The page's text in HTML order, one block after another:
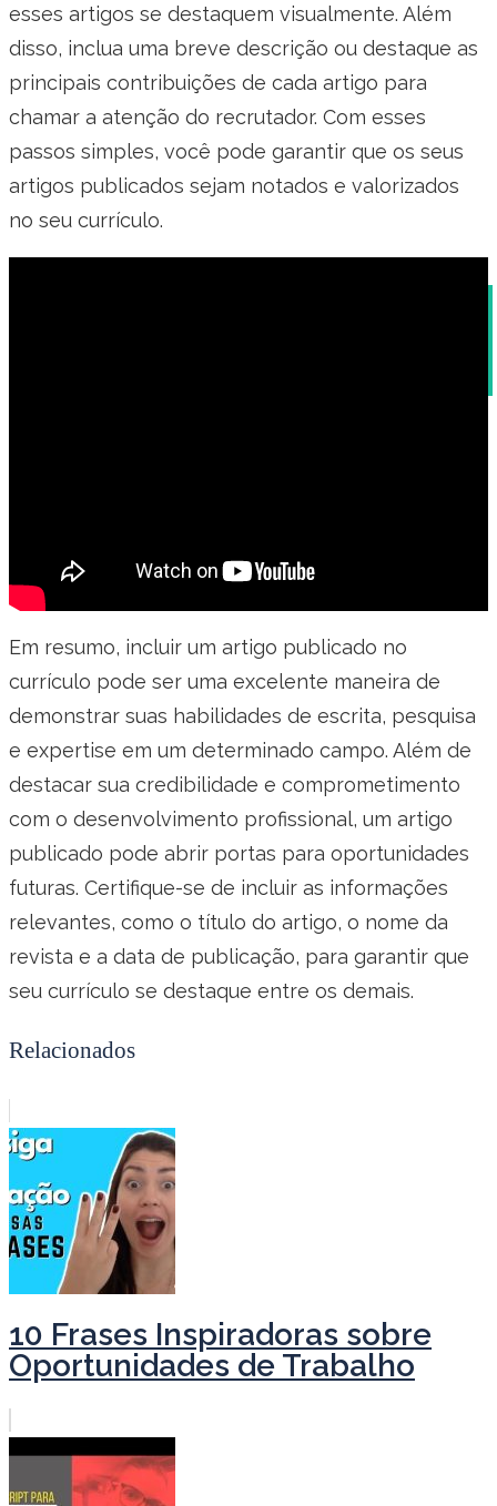
esses artigos se destaquem visualmente. Além
disso, inclua uma breve descrição ou destaque as
principais contribuições de cada artigo para
chamar a atenção do recrutador. Com esses
passos simples, você pode garantir que os seus
artigos publicados sejam notados e valorizados
no seu currículo.
Em resumo, incluir um artigo publicado no
currículo pode ser uma excelente maneira de
demonstrar suas habilidades de escrita, pesquisa
e expertise em um determinado campo. Além de
destacar sua credibilidade e comprometimento
com o desenvolvimento profissional, um artigo
publicado pode abrir portas para oportunidades
futuras. Certifique-se de incluir as informações
relevantes, como o título do artigo, o nome da
revista e a data de publicação, para garantir que
seu currículo se destaque entre os demais.
Relacionados
10 Frases Inspiradoras sobre
Oportunidades de Trabalho